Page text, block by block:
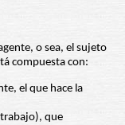
o sea, el sujeto
compuesta con:
el que hace la
que